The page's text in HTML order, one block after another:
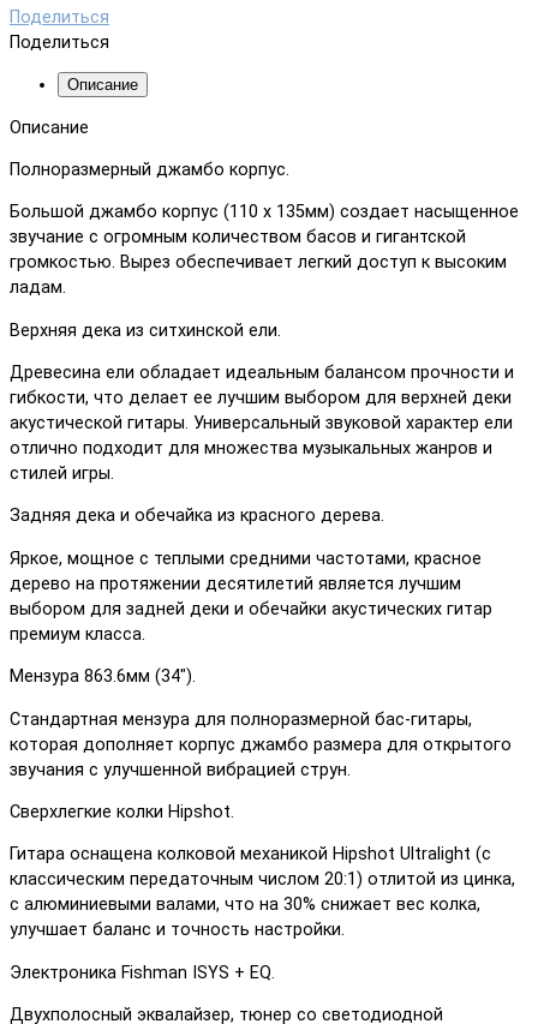
Поделиться
Поделиться
Описание
Описание
Полноразмерный джамбо корпус.
Большой джамбо корпус (110 х 135мм) создает насыщенное
звучание с огромным количеством басов и гигантской
громкостью. Вырез обеспечивает легкий доступ к высоким
ладам.
Верхняя дека из ситхинской ели.
Древесина ели обладает идеальным балансом прочности и
гибкости, что делает ее лучшим выбором для верхней деки
акустической гитары. Универсальный звуковой характер ели
отлично подходит для множества музыкальных жанров и
стилей игры.
Задняя дека и обечайка из красного дерева.
Яркое, мощное с теплыми средними частотами, красное
дерево на протяжении десятилетий является лучшим
выбором для задней деки и обечайки акустических гитар
премиум класса.
Мензура 863.6мм (34″).
Стандартная мензура для полноразмерной бас-гитары,
которая дополняет корпус джамбо размера для открытого
звучания с улучшенной вибрацией струн.
Сверхлегкие колки Hipshot.
Гитара оснащена колковой механикой Hipshot Ultralight (с
классическим передаточным числом 20:1) отлитой из цинка,
с алюминиевыми валами, что на 30% снижает вес колка,
улучшает баланс и точность настройки.
Электроника Fishman ISYS + EQ.
Двухполосный эквалайзер, тюнер со светодиодной